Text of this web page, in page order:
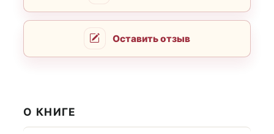
Оставить отзыв
О КНИГЕ